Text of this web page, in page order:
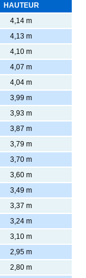
HAUTEUR
4,14 m
4,13 m
4,10 m
4,07 m
4,04 m
3,99 m
3,93 m
3,87 m
3,79 m
3,70 m
3,60 m
3,49 m
3,37 m
3,24 m
3,10 m
2,95 m
2,80 m